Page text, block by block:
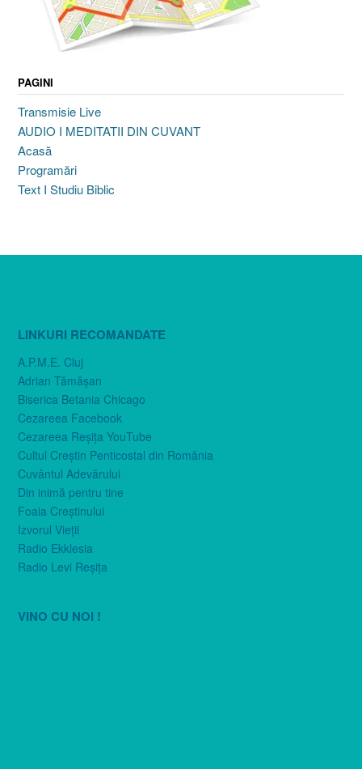
PAGINI
Transmisie Live
AUDIO I MEDITATII DIN CUVANT
Acasă
Programări
Text I Studiu Biblic
LINKURI RECOMANDATE
A.P.M.E. Cluj
Adrian Tămăşan
Biserica Betania Chicago
Cezareea Facebook
Cezareea Reşiţa YouTube
Cultul Creştin Penticostal din România
Cuvântul Adevărului
Din inimă pentru tine
Foaia Creştinului
Izvorul Vieţii
Radio Ekklesia
Radio Levi Reşiţa
VINO CU NOI !